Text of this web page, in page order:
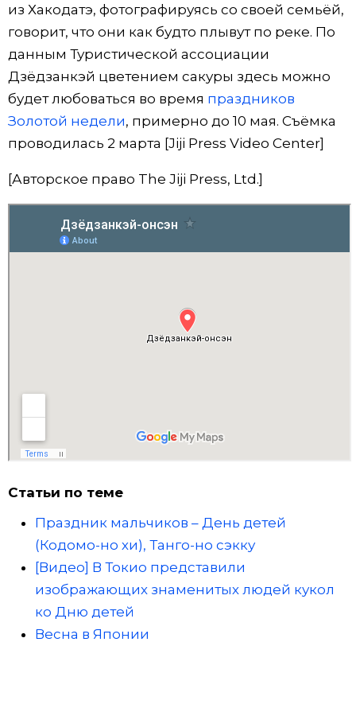
Жизнь
Технологии
Токио
из Хакодатэ, фотографируясь со своей семьёй,
говорит, что они как будто плывут по реке. По
данным Туристической ассоциации
Дзёдзанкэй цветением сакуры здесь можно
будет любоваться во время праздников
Золотой недели, примерно до 10 мая. Съёмка
проводилась 2 марта [Jiji Press Video Center]
[Авторское право The Jiji Press, Ltd.]
Статьи по теме
Праздник мальчиков – День детей
(Кодомо-но хи), Танго-но сэкку
[Видео] В Токио представили
изображающих знаменитых людей кукол
ко Дню детей
Весна в Японии